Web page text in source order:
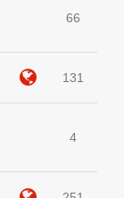
66
131
4